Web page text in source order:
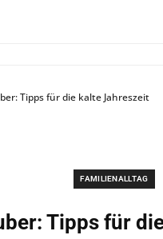
Tipps für die kalte Jahreszeit
FAMILIENALLTAG
Tipps für